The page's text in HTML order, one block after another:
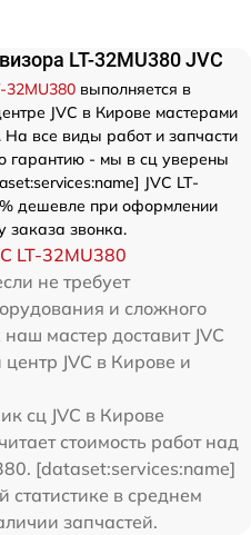
LT-32MU380 JVC
32MU380 выполняется в
JVC в Кирове мастерами
все виды работ и запчасти
гарантию - мы в сц уверены
JVC LT-
дешевле при оформлении
заказа звонка.
LT-32MU380
не требует
и сложного
мастер доставит JVC
JVC в Кирове и
сц JVC в Кирове
стоимость работ над
[dataset:services:name]
статистике в среднем
запчастей.